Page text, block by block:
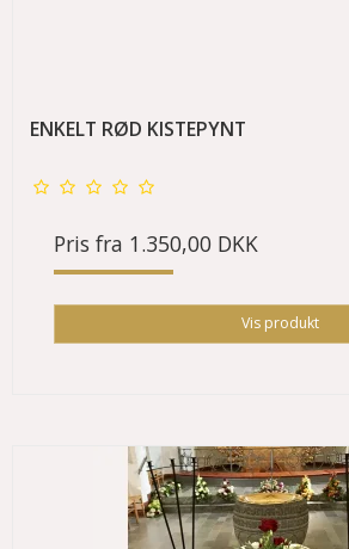
ENKELT RØD KISTEPYNT
Pris fra 1.350,00 DKK
Vis produkt